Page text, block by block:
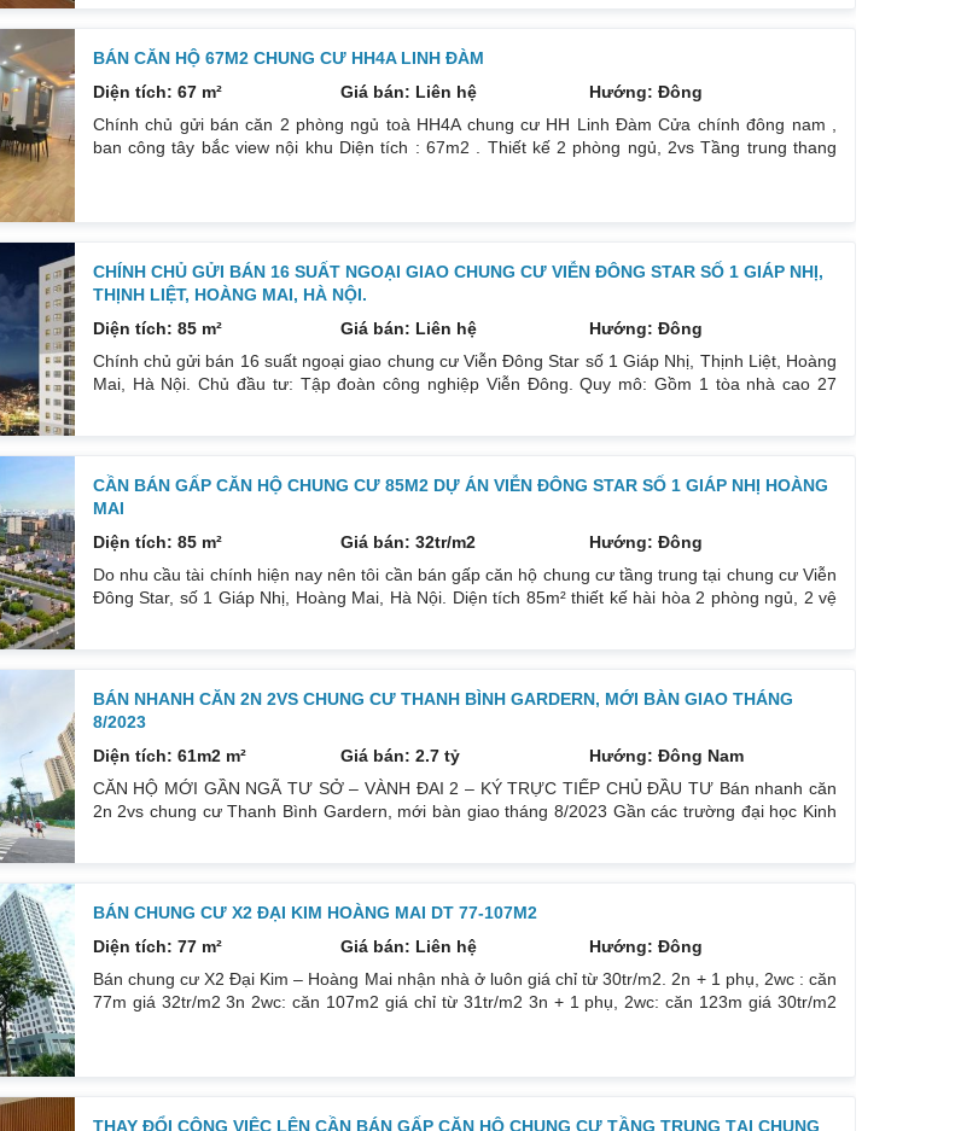
BÁN CĂN HỘ 67M2 CHUNG CƯ HH4A LINH ĐÀM
Diện tích: 67 m²
Giá bán: Liên hệ
Hướng: Đông
Chính chủ gửi bán căn 2 phòng ngủ toà HH4A chung cư HH Linh Đàm Cửa chính đông nam ,
ban công tây bắc view nội khu Diện tích : 67m2 . Thiết kế 2 phòng ngủ, 2vs Tầng trung thang
CHÍNH CHỦ GỬI BÁN 16 SUẤT NGOẠI GIAO CHUNG CƯ VIỄN ĐÔNG STAR SỐ 1 GIÁP NHỊ,
THỊNH LIỆT, HOÀNG MAI, HÀ NỘI.
Diện tích: 85 m²
Giá bán: Liên hệ
Hướng: Đông
Chính chủ gửi bán 16 suất ngoại giao chung cư Viễn Đông Star số 1 Giáp Nhị, Thịnh Liệt, Hoàng
Mai, Hà Nội. Chủ đầu tư: Tập đoàn công nghiệp Viễn Đông. Quy mô: Gồm 1 tòa nhà cao 27
CẦN BÁN GẤP CĂN HỘ CHUNG CƯ 85M2 DỰ ÁN VIỄN ĐÔNG STAR SỐ 1 GIÁP NHỊ HOÀNG
MAI
Diện tích: 85 m²
Giá bán: 32tr/m2
Hướng: Đông
Do nhu cầu tài chính hiện nay nên tôi cần bán gấp căn hộ chung cư tầng trung tại chung cư Viễn
Đông Star, số 1 Giáp Nhị, Hoàng Mai, Hà Nội. Diện tích 85m² thiết kế hài hòa 2 phòng ngủ, 2 vệ
BÁN NHANH CĂN 2N 2VS CHUNG CƯ THANH BÌNH GARDERN, MỚI BÀN GIAO THÁNG
8/2023
Diện tích: 61m2 m²
Giá bán: 2.7 tỷ
Hướng: Đông Nam
CĂN HỘ MỚI GẦN NGÃ TƯ SỞ – VÀNH ĐAI 2 – KÝ TRỰC TIẾP CHỦ ĐẦU TƯ Bán nhanh căn
2n 2vs chung cư Thanh Bình Gardern, mới bàn giao tháng 8/2023 Gần các trường đại học Kinh
BÁN CHUNG CƯ X2 ĐẠI KIM HOÀNG MAI DT 77-107M2
Diện tích: 77 m²
Giá bán: Liên hệ
Hướng: Đông
Bán chung cư X2 Đại Kim – Hoàng Mai nhận nhà ở luôn giá chỉ từ 30tr/m2. 2n + 1 phụ, 2wc : căn
77m giá 32tr/m2 3n 2wc: căn 107m2 giá chỉ từ 31tr/m2 3n + 1 phụ, 2wc: căn 123m giá 30tr/m2
THAY ĐỔI CÔNG VIỆC LÊN CẦN BÁN GẤP CĂN HỘ CHUNG CƯ TẦNG TRUNG TẠI CHUNG